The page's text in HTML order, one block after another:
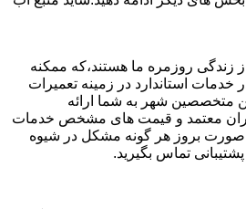
روزمره ما هستند،که ممکنه
استاندارد در زمینه تعمیرات
متخصصین شهر به شما ارائه
معتمد و قیمت های مشخص خدمات
صورت بروز هر گونه مشکل در شیوه
تماس بگیرید.